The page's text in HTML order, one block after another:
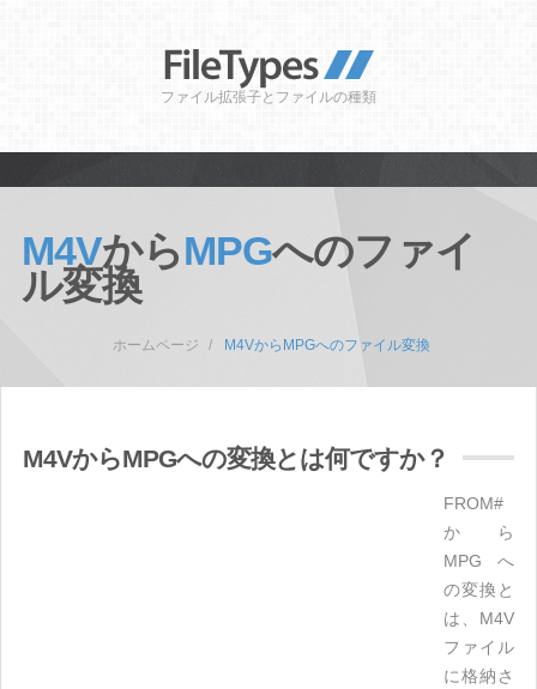
ファイル拡張子とファイルの種類
M4VからMPGへのファイ
ル変換
ホームページ M4VからMPGへのファイル変換
M4VからMPGへの変換とは何ですか？
FROM#
から
MPGへ
の変換と
は、M4V
ファイル
に格納さ